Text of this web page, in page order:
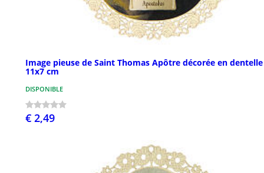
Image pieuse de Saint Thomas Apôtre décorée en dentelle
11x7 cm
DISPONIBLE
€ 2,49